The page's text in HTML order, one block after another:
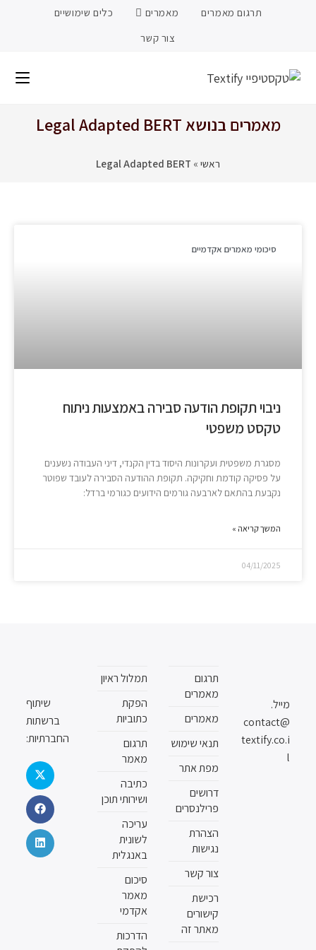
תרגום מאמרים מאמרים
כלים שימושיים
צור קשר
מאמרים בנושא Legal Adapted BERT
ראשי »
Legal Adapted BERT
סיכומי מאמרים אקדמיים
ניבוי תקופת הודעה סבירה באמצעות ניתוח
טקסט משפטי
מסגרת משפטית ועקרונות היסוד בדין הקנדי, דיני העבודה נשענים
על פסיקה קודמת וחקיקה. תקופת ההודעה הסבירה לעובד שפוטר
נקבעת בהתאם לארבעה גורמים הידועים כגורמי ברדל:
המשך קריאה »
04/11/2025
מייל.
contact@
textify.co.i
l
תרגום
מאמרים
מאמרים
תנאי שימוש
מפת אתר
דרושים
פרילנסרים
הצהרת
נגישות
צור קשר
רכישת
קישורים
מאתר זה
תמלול ראיון
הפקת
כתוביות
תרגום
מאמר
כתיבה
ושירותי תוכן
עריכה
לשונית
באנגלית
סיכום
מאמר
אקדמי
הדרכות
שיתוף
ברשתות
החברתיות: